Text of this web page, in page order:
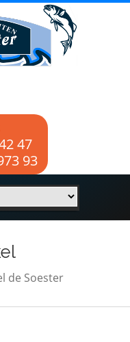
47
93
de Soester